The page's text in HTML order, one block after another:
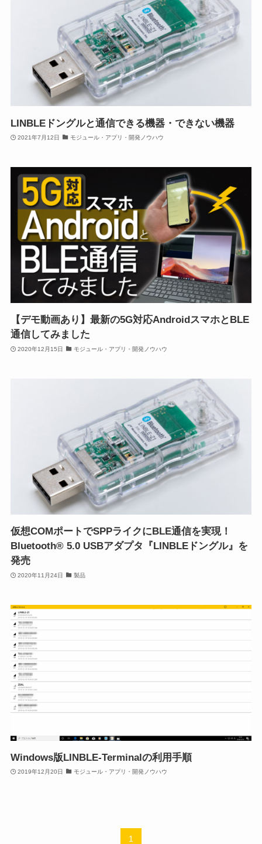
LINBLEドングルと通信できる機器・できない機器
2021年7月12日 モジュール・アプリ・開発ノウハウ
【デモ動画あり】最新の5G対応AndroidスマホとBLE
通信してみました
2020年12月15日 モジュール・アプリ・開発ノウハウ
仮想COMポートでSPPライクにBLE通信を実現！
Bluetooth® 5.0 USBアダプタ『LINBLEドングル』を
発売
2020年11月24日 製品
Windows版LINBLE-Terminalの利用手順
2019年12月20日 モジュール・アプリ・開発ノウハウ
1